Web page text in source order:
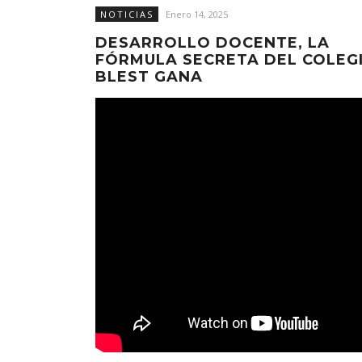
NOTICIAS Enero 14, 2025
DESARROLLO DOCENTE, LA
FÓRMULA SECRETA DEL
BLEST GANA